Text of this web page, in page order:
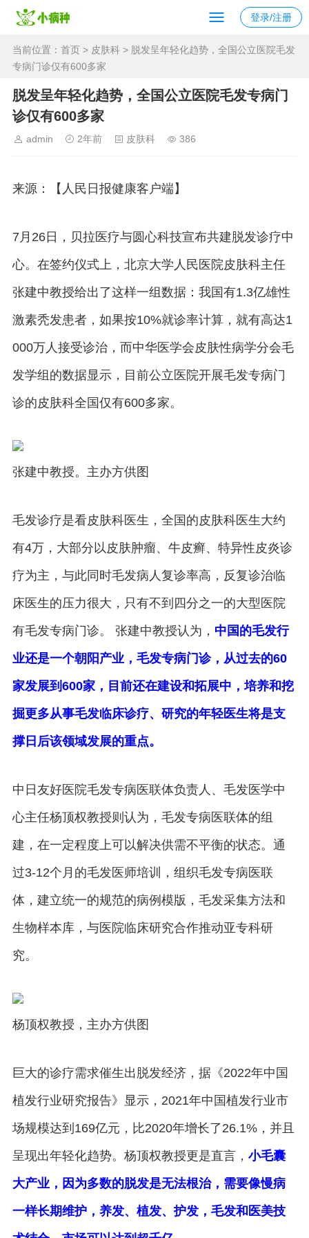
登录/注册
当前位置： 首页 > 皮肤科 > 脱发呈年轻化趋势，全国公立医院毛发
专病门诊仅有600多家
脱发呈年轻化趋势，全国公立医院毛发专病门
诊仅有600多家
admin 2年前 皮肤科 386
来源：【人民日报健康客户端】
7月26日，贝拉医疗与圆心科技宣布共建脱发诊疗中
心。在签约仪式上，北京大学人民医院皮肤科主任
张建中教授给出了这样一组数据：我国有1.3亿雄性
激素秃发患者，如果按10%就诊率计算，就有高达1
000万人接受诊治，而中华医学会皮肤性病学分会毛
发学组的数据显示，目前公立医院开展毛发专病门
诊的皮肤科全国仅有600多家。
张建中教授。主办方供图
毛发诊疗是看皮肤科医生，全国的皮肤科医生大约
有4万，大部分以皮肤肿瘤、牛皮癣、特异性皮炎诊
疗为主，与此同时毛发病人复诊率高，反复诊治临
床医生的压力很大，只有不到四分之一的大型医院
有毛发专病门诊。 张建中教授认为， 中国的毛发行
业还是一个朝阳产业，毛发专病门诊，从过去的60
家发展到600家，目前还在建设和拓展中，培养和挖
掘更多从事毛发临床诊疗、研究的年轻医生将是支
撑日后该领域发展的重点。
中日友好医院毛发专病医联体负责人、毛发医学中
心主任杨顶权教授则认为，毛发专病医联体的组
建，在一定程度上可以解决供需不平衡的状态。通
过3-12个月的毛发医师培训，组织毛发专病医联
体，建立统一的规范的病例模版，毛发采集方法和
生物样本库，与医院临床研究合作推动亚专科研
究。
杨顶权教授，主办方供图
巨大的诊疗需求催生出脱发经济，据《2022年中国
植发行业研究报告》显示，2021年中国植发行业市
场规模达到169亿元，比2020年增长了26.1%，并且
呈现出年轻化趋势。杨顶权教授更是直言， 小毛囊
大产业，因为多数的脱发是无法根治，需要像慢病
一样长期维护，养发、植发、护发，毛发和医美技